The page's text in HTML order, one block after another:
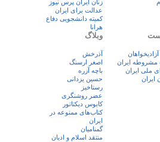
زنان ايران پرس نيوز
عدالت برای ایران
کمیته دانشجویی دفاع
هرانا
ایران
ملی ایران
ایران
وبلاگ
آذرخش
اصغر ارسنگ
باچه آزره
حسین یزدانی
رستاخیز
عضر روشنگری
کابوس دیکتاتور
کتاب‌های ممنوعه در
ایران
گمنامیان
منتقد اسلام و ادیان